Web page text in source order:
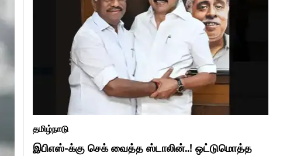
தமிழ்நாடு
இபிஎஸ்-க்கு செக் வைத்த ஸ்டாலின்..! ஒட்டுமொத்த